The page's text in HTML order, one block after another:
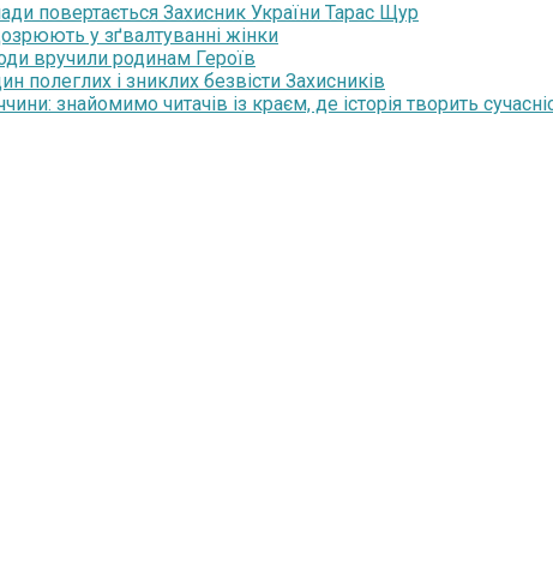
повертається Захисник України Тарас Щур
у зґвалтуванні жінки
вручили родинам Героїв
полеглих і зниклих безвісти Захисників
знайомимо читачів із краєм, де історія творить